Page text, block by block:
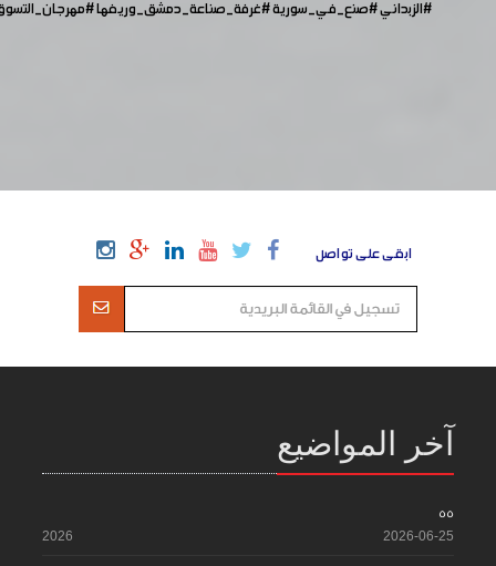
#الزبداني#صنع_في_سورية#غرفة_صناعة_دمشق_وريفها
ابقى على تواصل
آخر المواضيع
55
2026-06-25
2026